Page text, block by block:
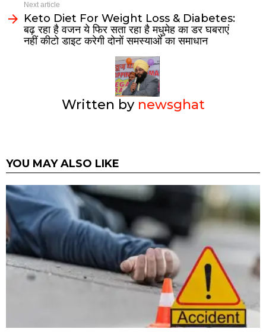
Next article
Keto Diet For Weight Loss & Diabetes:
बढ़ रहा है वजन ये फिर सता रहा है मधुमेह का डर घबराएं
नहीं कीटो डाइट करेगी दोनों समस्याओं का समाधान
Written by newsghat
YOU MAY ALSO LIKE